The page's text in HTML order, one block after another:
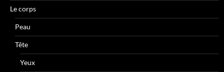
Le corps
Peau
Tête
Yeux